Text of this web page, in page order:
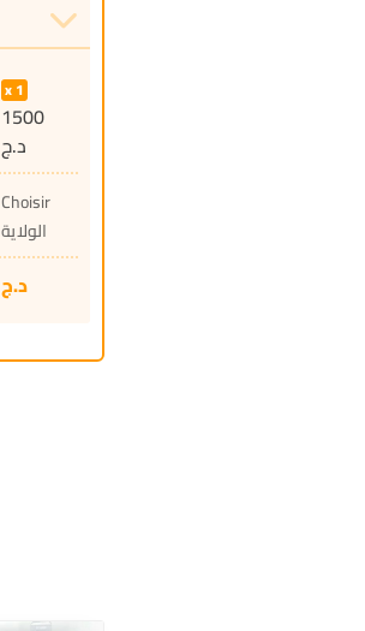
1
1500
د.ج
Choisir
الولاية
د.ج